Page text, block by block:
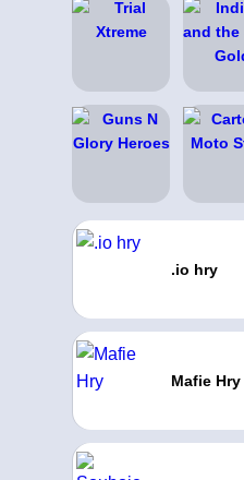
.io hry
Mafie Hry